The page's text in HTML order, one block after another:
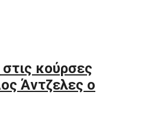
κούρσες
Άντζελες ο